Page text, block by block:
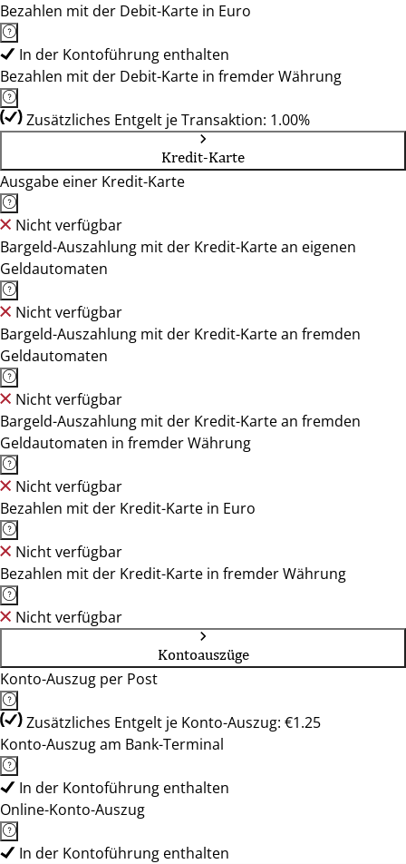
Bezahlen mit der Debit-Karte in Euro
In der Kontoführung enthalten
Bezahlen mit der Debit-Karte in fremder Währung
Zusätzliches Entgelt je Transaktion: 1.00%
Kredit-Karte
Ausgabe einer Kredit-Karte
Nicht verfügbar
Bargeld-Auszahlung mit der Kredit-Karte an eigenen
Geldautomaten
Nicht verfügbar
Bargeld-Auszahlung mit der Kredit-Karte an fremden
Geldautomaten
Nicht verfügbar
Bargeld-Auszahlung mit der Kredit-Karte an fremden
Geldautomaten in fremder Währung
Nicht verfügbar
Bezahlen mit der Kredit-Karte in Euro
Nicht verfügbar
Bezahlen mit der Kredit-Karte in fremder Währung
Nicht verfügbar
Kontoauszüge
Konto-Auszug per Post
Zusätzliches Entgelt je Konto-Auszug: €1.25
Konto-Auszug am Bank-Terminal
In der Kontoführung enthalten
Online-Konto-Auszug
In der Kontoführung enthalten